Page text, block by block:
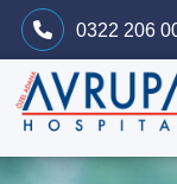
0322 206